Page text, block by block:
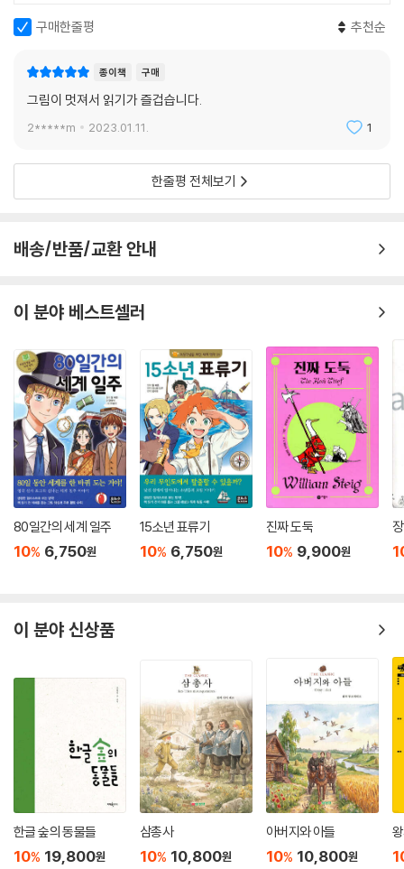
구매한줄평 추천순
종이책 구매
그림이 멋져서 읽기가 즐겁습니다.
2*****m 2023.01.11. 1
한줄평 전체보기
배송/반품/교환 안내
이 분야 베스트셀러
80일간의 세계 일주
10% 6,750원
15소년 표류기
10% 6,750원
진짜 도둑
10% 9,900원
이 분야 신상품
한글 숲의 동물들
10% 19,800원
삼총사
10% 10,800원
아버지와 아들
10% 10,800원